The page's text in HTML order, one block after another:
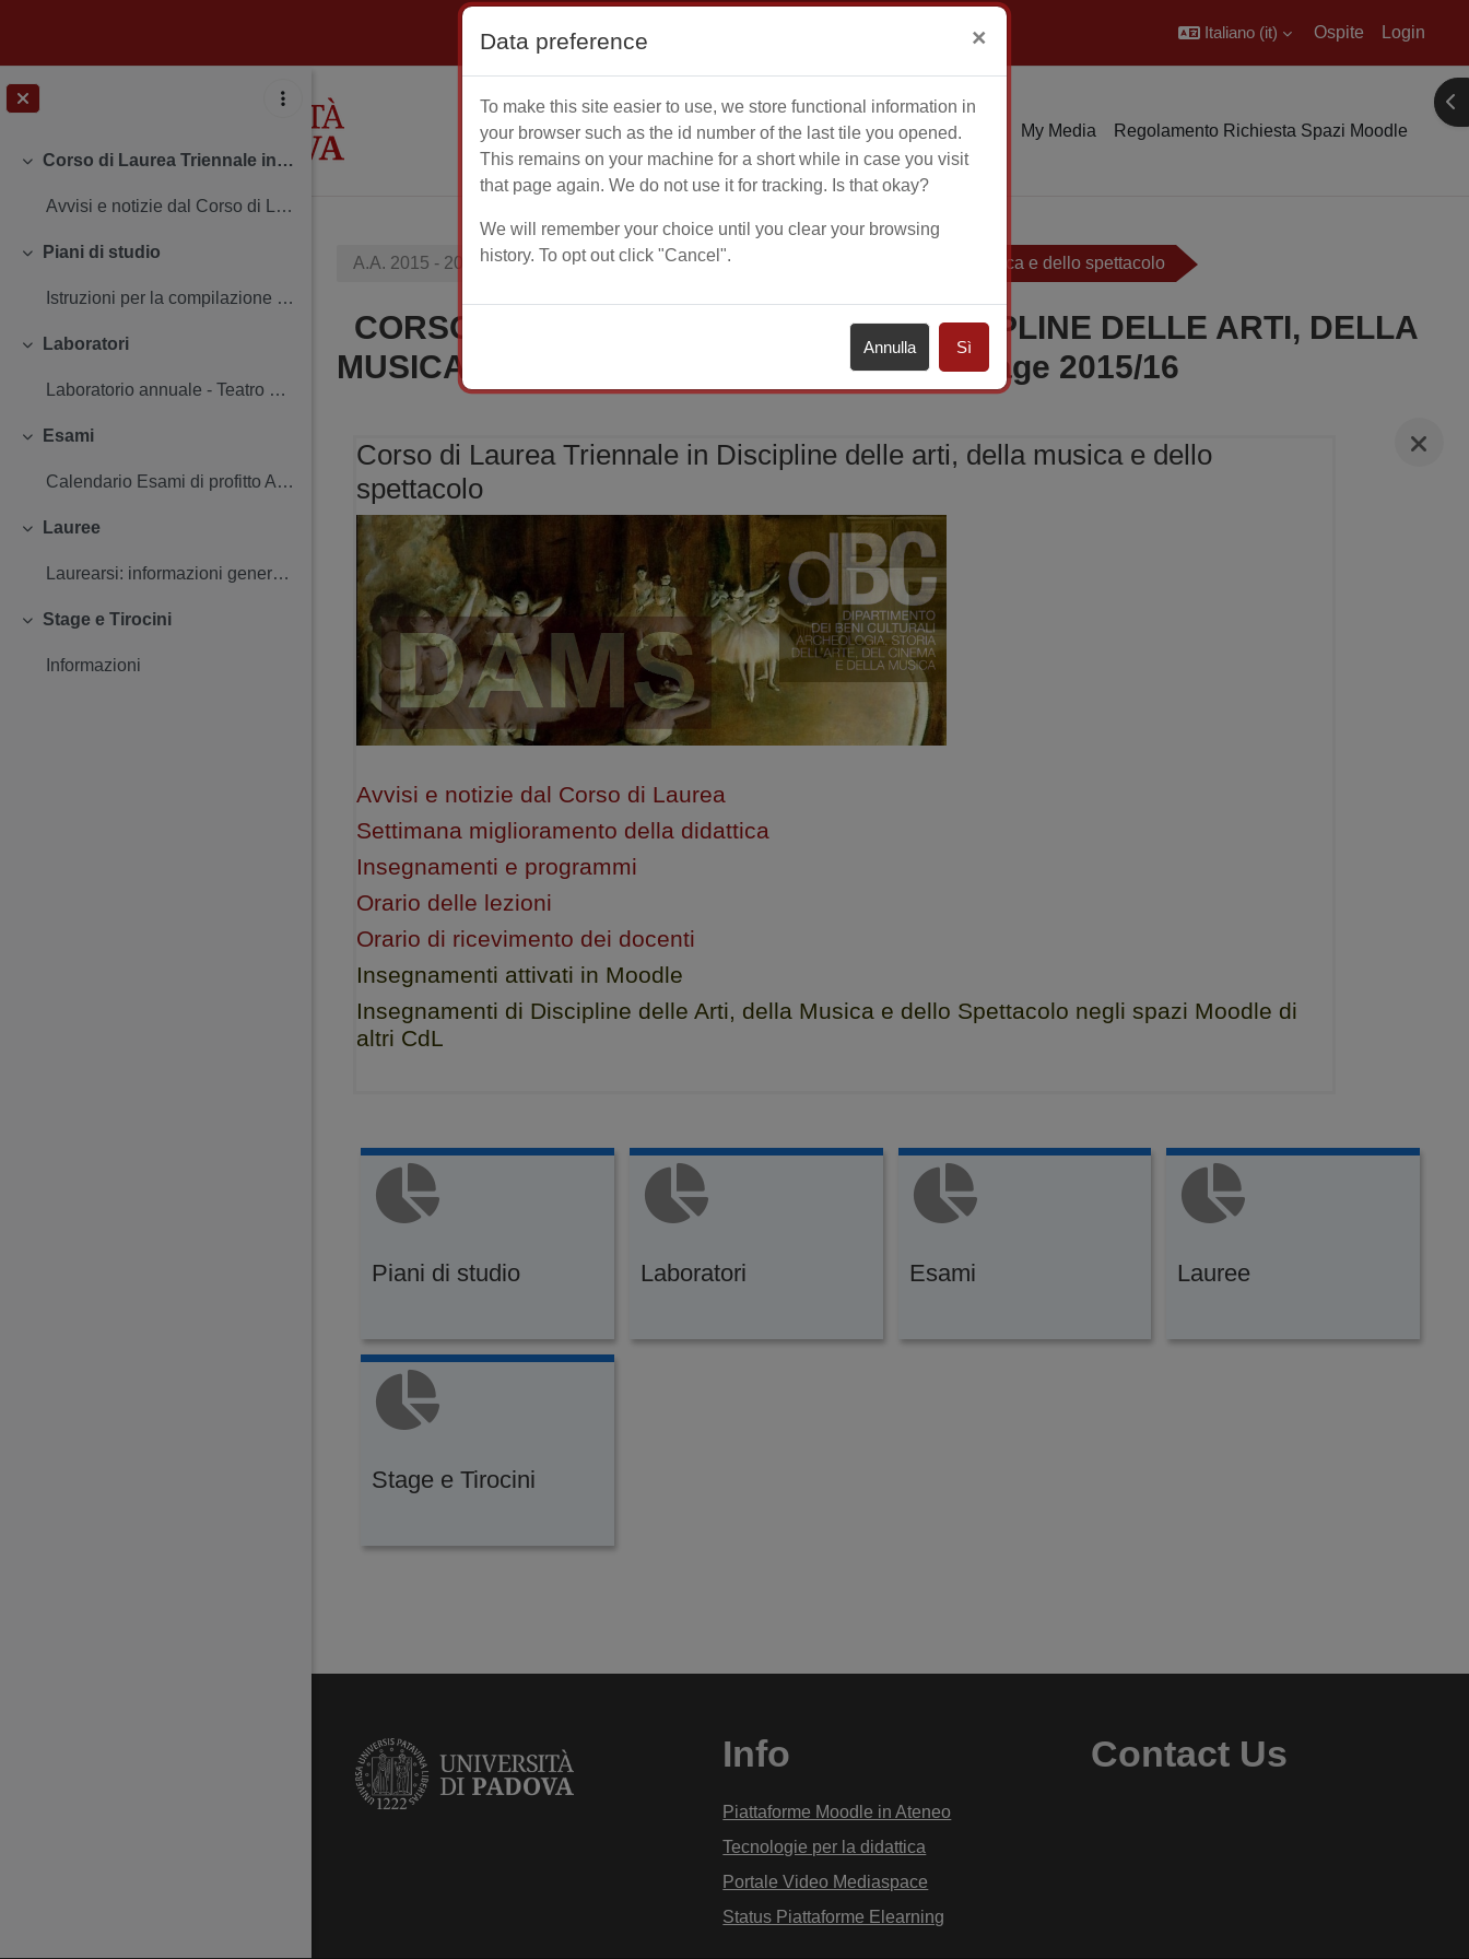
Italiano ‎(it)‎ Ospite Login
Home Calendario My Media Regolamento Richiesta Spazi Moodle
Minimizza
Corso di Laurea Triennale in Discipline delle arti, della musica e dello spettacolo
Avvisi e notizie dal Corso di Laurea Settimana mi...
Minimizza
Piani di studio
Istruzioni per la compilazione e scadenzeIncontro ...
Minimizza
Laboratori
Laboratorio annuale - Teatro per l’università Lab...
Minimizza
Esami
Calendario Esami di profitto Abilità informatiche...
Minimizza
Lauree
Laurearsi: informazioni generali Istruzioni sulla...
Minimizza
Stage e Tirocini
Informazioni
A.A. 2015 - 2016 Corsi di Laurea Triennale Discipline delle arti, della musica e dello spettacolo
CORSO DI LAUREA TRIENNALE IN DISCIPLINE DELLE ARTI, DELLA
MUSICA E DELLO SPETTACOLO - Home page 2015/16
Corso di Laurea Triennale in Discipline delle arti, della musica e dello
spettacolo
Avvisi e notizie dal Corso di Laurea
Settimana miglioramento della didattica
Insegnamenti e programmi
Orario delle lezioni
Orario di ricevimento dei docenti
Insegnamenti attivati in Moodle
Insegnamenti di Discipline delle Arti, della Musica e dello Spettacolo negli spazi Moodle di
altri CdL
Piani di studio Laboratori Esami Lauree
Stage e Tirocini
Info
Piattaforme Moodle in Ateneo
Tecnologie per la didattica
Portale Video Mediaspace
Status Piattaforme Elearning
Contact Us
Data preference ×
To make this site easier to use, we store functional information in
your browser such as the id number of the last tile you opened.
This remains on your machine for a short while in case you visit
that page again. We do not use it for tracking. Is that okay?
We will remember your choice until you clear your browsing
history. To opt out click "Cancel".
Annulla Sì